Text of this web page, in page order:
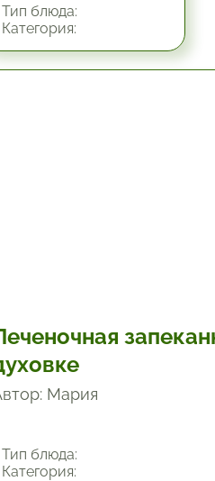
блюда:
Мария
блюда: